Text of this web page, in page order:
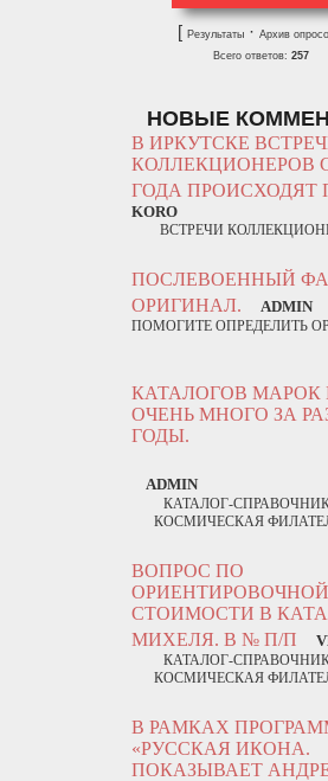
[ Результаты· Архив
Всего ответов: 257
НОВЫЕ
В ИРКУТСКЕ
КОЛЛЕКЦИОНЕРОВ С
ГОДА ПРОИСХОДЯТ
KORO
ВСТРЕЧИ
ПОСЛЕВОЕННЫЙ
ОРИГИНАЛ.
ADMIN
ПОМОГИТЕ ОПРЕДЕЛИТЬ
КАТАЛОГОВ МАРОК
ОЧЕНЬ МНОГО ЗА
ГОДЫ.
ADMIN
КАТАЛОГ-
КОСМИЧЕСКАЯ
ВОПРОС ПО
ОРИЕНТИРОВОЧНОЙ
СТОИМОСТИ В
МИХЕЛЯ. В № П/П
КАТАЛОГ-
КОСМИЧЕСКАЯ
В РАМКАХ
«РУССКАЯ ИКОНА.
ПОКАЗЫВАЕТ